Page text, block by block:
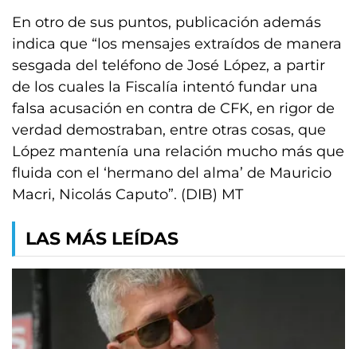
En otro de sus puntos, publicación además
indica que “los mensajes extraídos de manera
sesgada del teléfono de José López, a partir
de los cuales la Fiscalía intentó fundar una
falsa acusación en contra de CFK, en rigor de
verdad demostraban, entre otras cosas, que
López mantenía una relación mucho más que
fluida con el ‘hermano del alma’ de Mauricio
Macri, Nicolás Caputo”. (DIB) MT
LAS MÁS LEÍDAS